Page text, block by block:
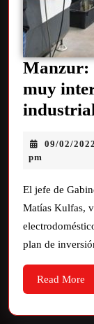
Manzur:
muy
09/02/2022
pm
El jefe de
Matías Kulfas,
plan de
Read More